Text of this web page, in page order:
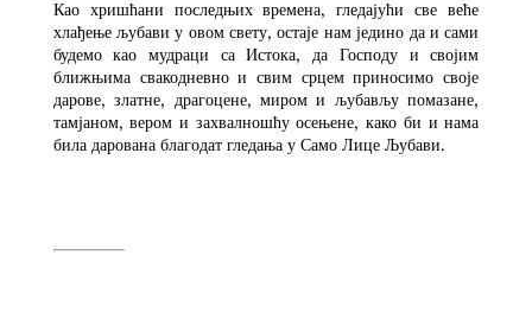
Као хришћани последњих времена, гледајући све веће
хлађење љубави у овом свету, остаје нам једино да и сами
будемо као мудраци са Истока, да Господу и својим
ближњима свакодневно и свим срцем приносимо своје
дарове, златне, драгоцене, миром и љубављу помазане,
тамјаном, вером и захвалношћу осењене, како би и нама
била дарована благодат гледања у Само Лице Љубави.